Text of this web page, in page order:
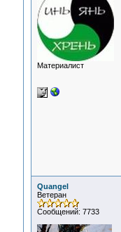
Материалист
Quangel
Ветеран
Сообщений: 7733